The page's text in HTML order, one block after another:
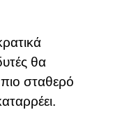
θα
σταθερό